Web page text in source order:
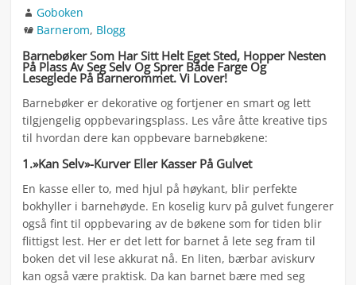
Forfatter
Goboken
Kategorier
Barnerom, Blogg
Barnebøker Som Har Sitt Helt Eget Sted, Hopper Nesten
På Plass Av Seg Selv Og Sprer Både Farge Og
Leseglede På Barnerommet. Vi Lover!
Barnebøker er dekorative og fortjener en smart og lett
tilgjengelig oppbevaringsplass. Les våre åtte kreative tips
til hvordan dere kan oppbevare barnebøkene:
1.»Kan Selv»-Kurver Eller Kasser På Gulvet
En kasse eller to, med hjul på høykant, blir perfekte
bokhyller i barnehøyde. En koselig kurv på gulvet fungerer
også fint til oppbevaring av de bøkene som for tiden blir
flittigst lest. Her er det lett for barnet å lete seg fram til
boken det vil lese akkurat nå. En liten, bærbar aviskurv
kan også være praktisk. Da kan barnet bære med seg